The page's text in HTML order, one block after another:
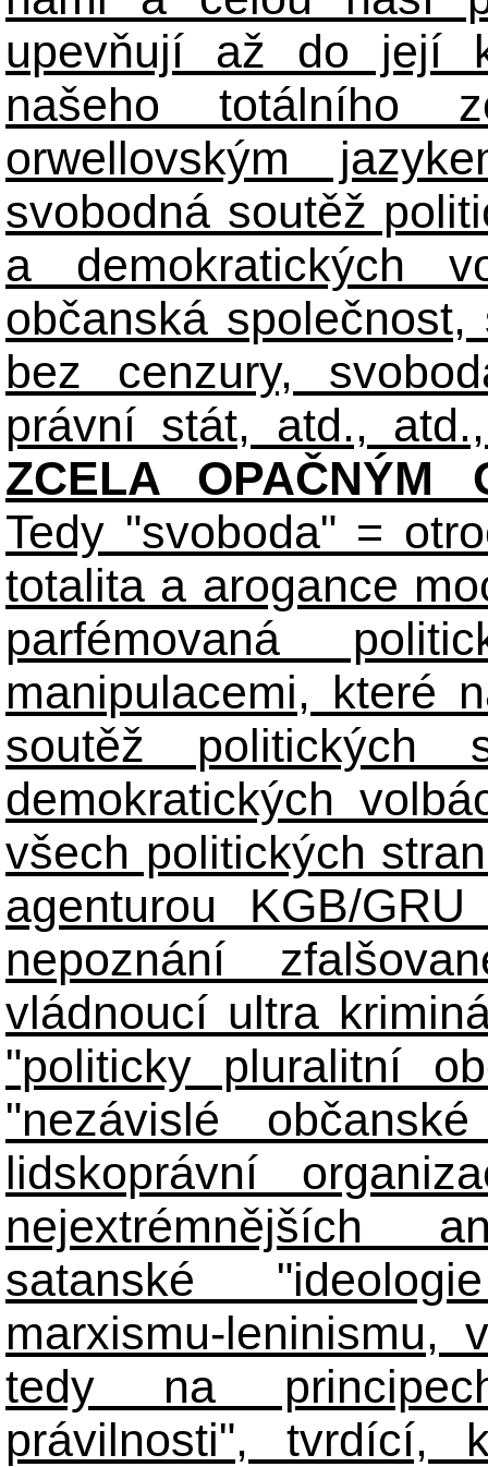
upevňují až do její
našeho totálního
orwellovským
svobodná soutěž
a demokratických
občanská
bez cenzury,
právní stát, atd.,
ZCELA OPAČNÝM
Tedy "svoboda" =
totalita a arogance
parfémovaná
manipulacemi, které
soutěž politických
demokratických
všech politických
agenturou KGB/
nepoznání
vládnoucí ultra
"politicky pluralitní
"nezávislé
lidskoprávní
nejextrémnějších
satanské
marxismu-leninismu,
tedy na
právilnosti", tvrdící,